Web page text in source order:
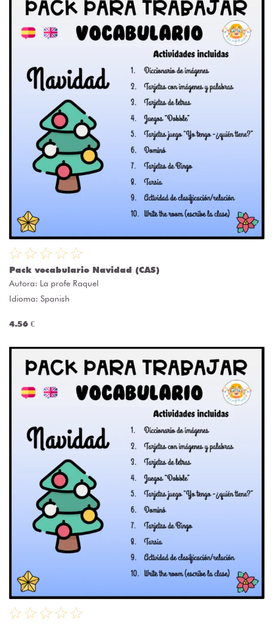
Pack vocabulario Navidad (CAS)
Autora: La profe Raquel
Idioma: Spanish
4.56 €